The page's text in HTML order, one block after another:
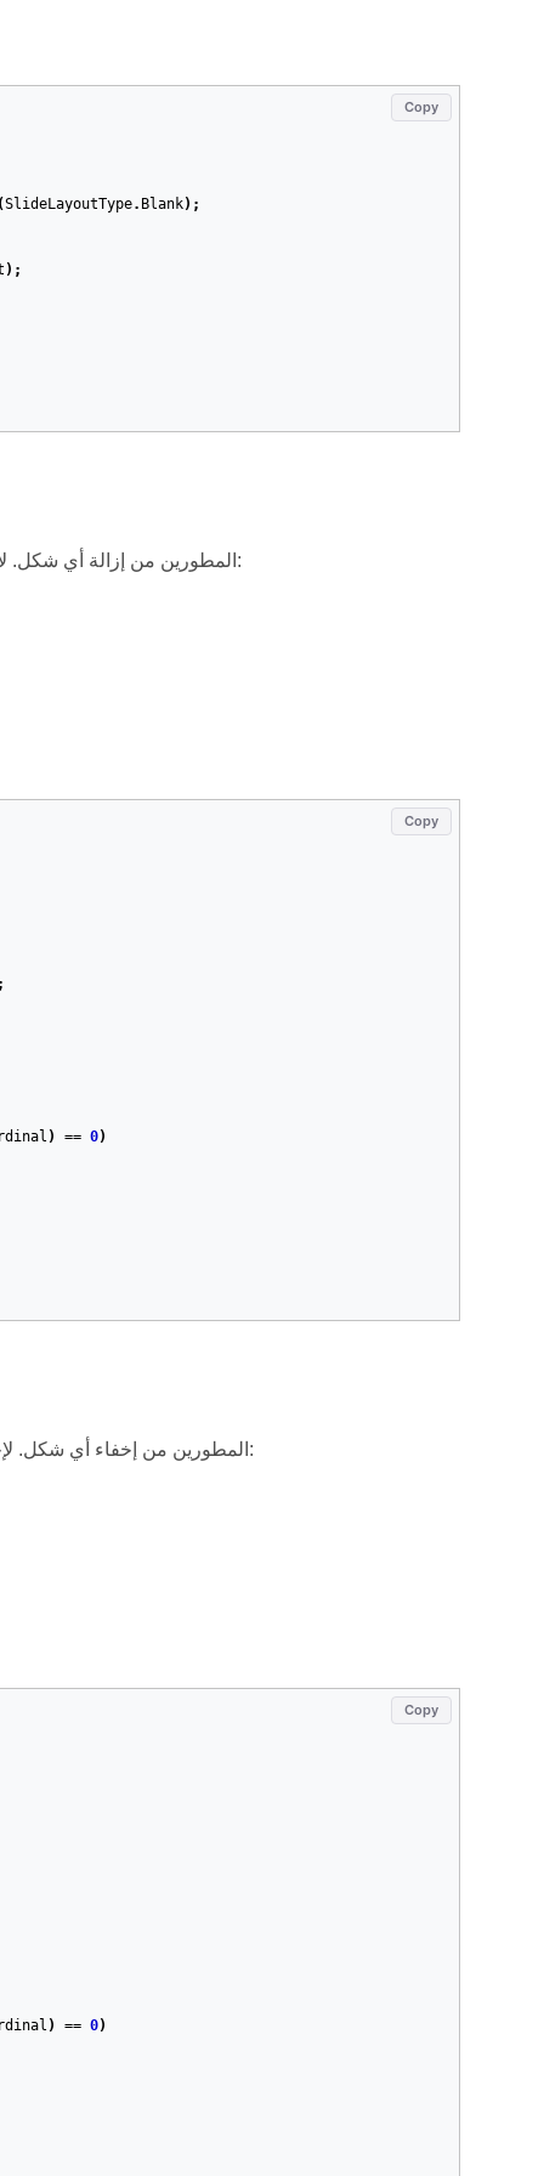
Copy
SlideLayoutType. Blank);
);
تمكن Aspose.Slides for .NET المطورين من إزالة أي شكل. لإزالة الشكل من أي شريحة، يرجى اتباع الخطوات أدناه:
Copy
) == 0)
تمكن Aspose.Slides for .NET المطورين من إخفاء أي شكل. لإخفاء الشكل من أي شريحة، يرجى اتباع الخطوات أدناه:
Copy
) == 0)